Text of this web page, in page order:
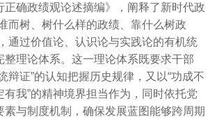
正确政绩观论述摘编》，阐释了新时代政
而树、树什么样的政绩、靠什么树政
通过价值论、认识论与实践论的有机统
整理论体系。这一理论体系既要求干部
辩证”的认知把握历史规律，又以“功成不
有我”的精神境界担当作为，同时依托党
素与制度机制，确保发展蓝图能够跨周期